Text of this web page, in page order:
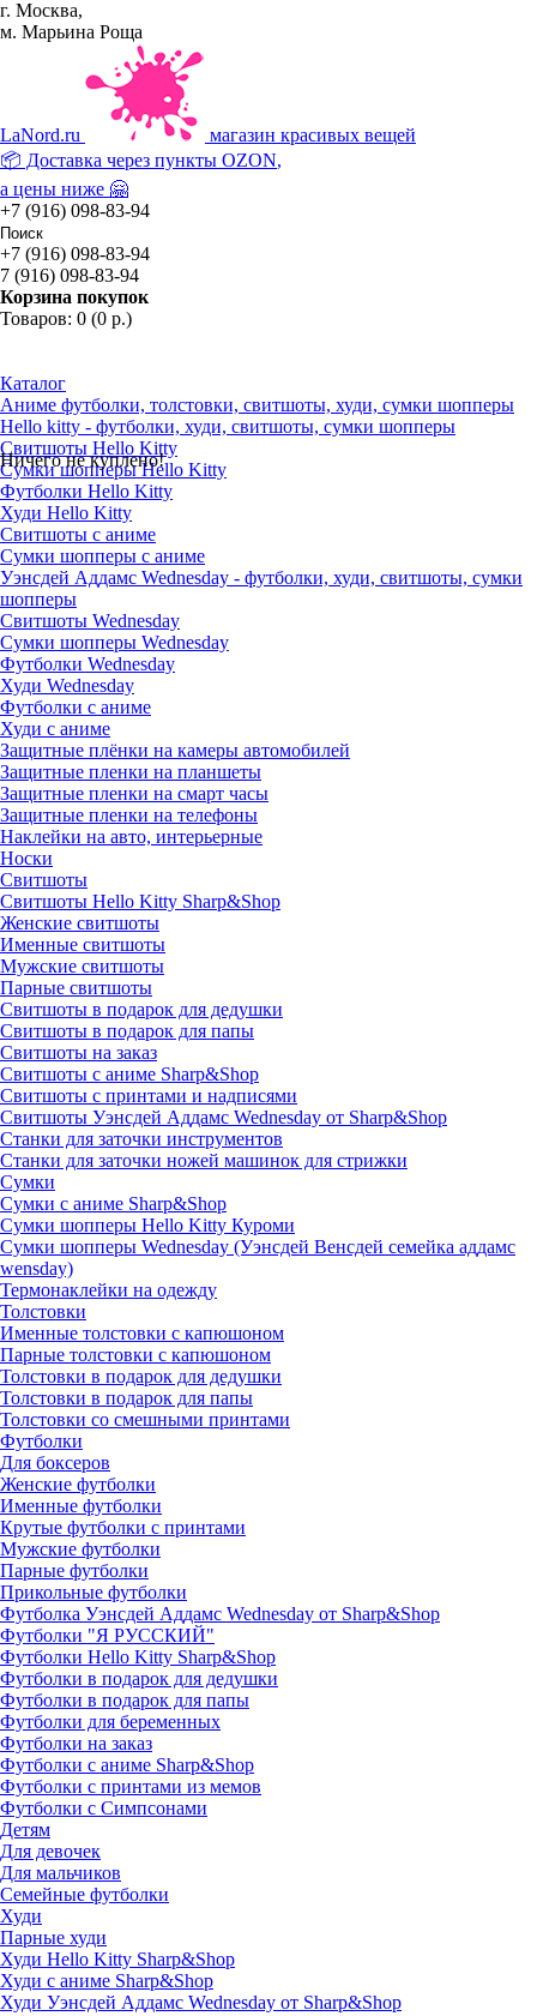
г. Москва,
м. Марьина Роща
LaNord.ru
магазин красивых вещей
📦 Доставка через пункты OZON,
а цены ниже 🤗
+7 (916) 098-83-94
+7 (916) 098-83-94
7 (916) 098-83-94
Корзина покупок
Товаров: 0 (0 р.)
Ничего не куплено!
Каталог
Аниме футболки, толстовки, свитшоты, худи, сумки шопперы
Hello kitty - футболки, худи, свитшоты, сумки шопперы
Свитшоты Hello Kitty
Сумки шопперы Hello Kitty
Футболки Hello Kitty
Худи Hello Kitty
Свитшоты с аниме
Сумки шопперы с аниме
Уэнсдей Аддамс Wednesday - футболки, худи, свитшоты, сумки
шопперы
Свитшоты Wednesday
Сумки шопперы Wednesday
Футболки Wednesday
Худи Wednesday
Футболки с аниме
Худи с аниме
Защитные плёнки на камеры автомобилей
Защитные пленки на планшеты
Защитные пленки на смарт часы
Защитные пленки на телефоны
Наклейки на авто, интерьерные
Носки
Свитшоты
Cвитшоты Hello Kitty Sharp&Shop
Женские свитшоты
Именные свитшоты
Мужские свитшоты
Парные свитшоты
Свитшоты в подарок для дедушки
Свитшоты в подарок для папы
Свитшоты на заказ
Свитшоты с аниме Sharp&Shop
Свитшоты с принтами и надписями
Свитшоты Уэнсдей Аддамс Wednesday от Sharp&Shop
Станки для заточки инструментов
Станки для заточки ножей машинок для стрижки
Сумки
Сумки с аниме Sharp&Shop
Сумки шопперы Hello Kitty Куроми
Сумки шопперы Wednesday (Уэнсдей Венсдей семейка аддамс
wensday)
Термонаклейки на одежду
Толстовки
Именные толстовки с капюшоном
Парные толстовки с капюшоном
Толстовки в подарок для дедушки
Толстовки в подарок для папы
Толстовки со смешными принтами
Футболки
Для боксеров
Женские футболки
Именные футболки
Крутые футболки с принтами
Мужские футболки
Парные футболки
Прикольные футболки
Футболка Уэнсдей Аддамс Wednesday от Sharp&Shop
Футболки "Я РУССКИЙ"
Футболки Hello Kitty Sharp&Shop
Футболки в подарок для дедушки
Футболки в подарок для папы
Футболки для беременных
Футболки на заказ
Футболки с аниме Sharp&Shop
Футболки с принтами из мемов
Футболки с Симпсонами
Детям
Для девочек
Для мальчиков
Семейные футболки
Худи
Парные худи
Худи Hello Kitty Sharp&Shop
Худи с аниме Sharp&Shop
Худи Уэнсдей Аддамс Wednesday от Sharp&Shop